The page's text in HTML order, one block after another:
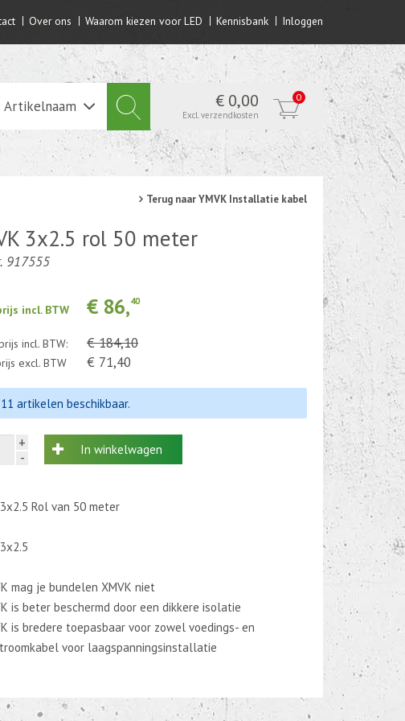
Over ons Waarom kiezen voor LED Kennisbank Inloggen
Artikelnaam € 0,00
Excl. verzendkosten
0
Terug naar YMVK Installatie kabel
3x2.5 rol 50 meter
917555
incl. BTW € 86,40
incl. BTW: € 184,10
excl. BTW € 71,40
artikelen beschikbaar.
+
-
In winkelwagen
Rol van 50 meter
mag je bundelen XMVK niet
is beter beschermd door een dikkere isolatie
is bredere toepasbaar voor zowel voedings- en
voor laagspanningsinstallatie